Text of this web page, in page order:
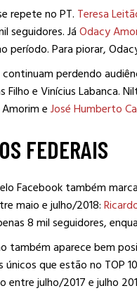
repete no PT. Teresa
seguidores. JáOdacy
período. Para piorar,
perdendo
Filho e Vinícius Labanca.
eJosé Humberto
FEDERAIS
Facebook também
maio e julho/2018:
8 mil seguidores,
também aparece bem
únicos que estão no
entre julho/2017 e julho